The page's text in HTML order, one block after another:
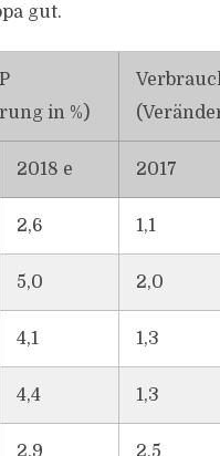
gut.
in %)
2018 e 2017
2,6 1,1
5,0 2,0
4,1 1,3
4,4 1,3
2,9 2,5